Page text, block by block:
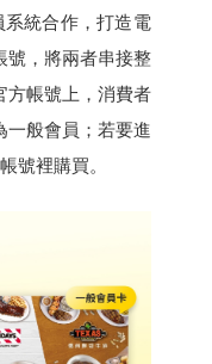
系統合作，打造電
號，將兩者串接整
方帳號上，消費者
一般會員；若要進
號裡購買。